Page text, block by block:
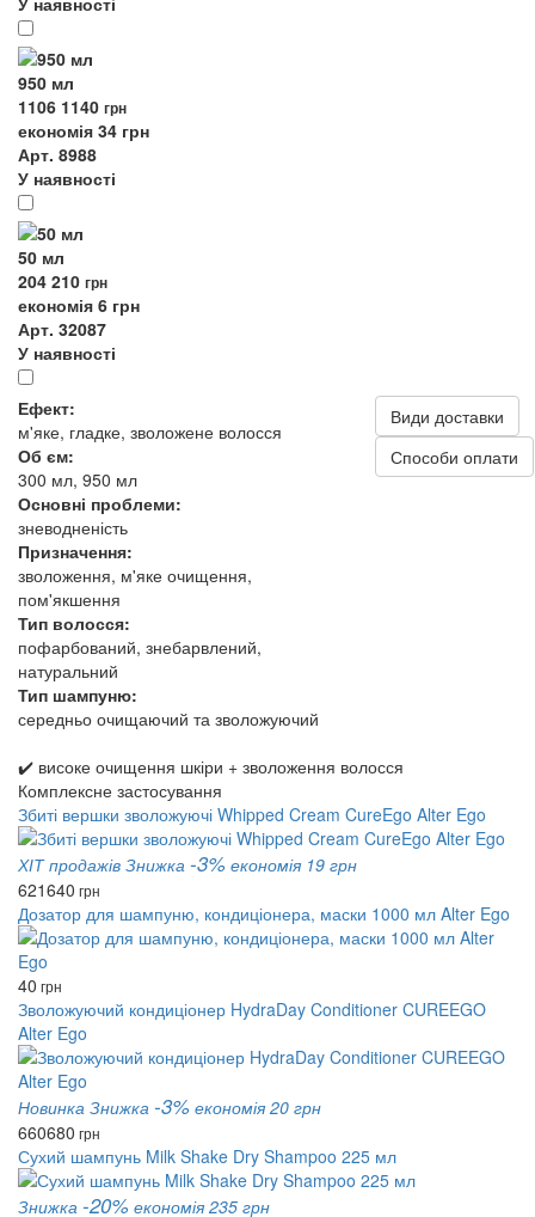
950 мл
1106 1140 грн
економія 34 грн
Арт. 8988
У наявності
50 мл
204 210 грн
економія 6 грн
Арт. 32087
У наявності
Ефект:
м'яке, гладке, зволожене волосся
Об єм:
300 мл, 950 мл
Основні проблеми:
зневодненість
Призначення:
зволоження, м'яке очищення,
пом'якшення
Тип волосся:
пофарбований, знебарвлений,
натуральний
Тип шампуню:
середньо очищаючий та зволожуючий
Види доставки
Способи оплати
✔️ високе очищення шкіри + зволоження волосся
Комплексне застосування
Збиті вершки зволожуючі Whipped Cream CureEgo Alter Ego
ХІТ продажів Знижка -3% економія 19 грн
621640 грн
Дозатор для шампуню, кондиціонера, маски 1000 мл Alter Ego
40 грн
Зволожуючий кондиціонер HydraDay Conditioner CUREEGO
Alter Ego
Новинка Знижка -3% економія 20 грн
660680 грн
Сухий шампунь Milk Shake Dry Shampoo 225 мл
Знижка -20% економія 235 грн